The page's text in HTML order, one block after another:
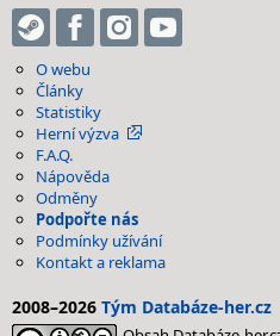
O webu
Články
Statistiky
Herní výzva
F.A.Q.
Nápověda
Odměny
Podpořte nás
Podmínky užívání
Kontakt a reklama
2008–2026 Tým Databáze-her.cz